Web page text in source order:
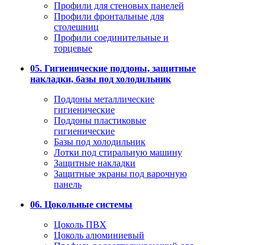
Профили для стеновых панелей
Профили фронтальные для
столешниц
Профили соединительные и
торцевые
05. Гигиенические поддоны, защитные
накладки, базы под холодильник
Поддоны металлические
гигиенические
Поддоны пластиковые
гигиенические
Базы под холодильник
Лотки под стиральную машину
Защитные накладки
Защитные экраны под варочную
панель
06. Цокольные системы
Цоколь ПВХ
Цоколь алюминиевый